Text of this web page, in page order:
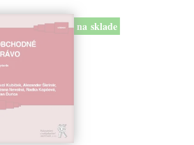
na sklade